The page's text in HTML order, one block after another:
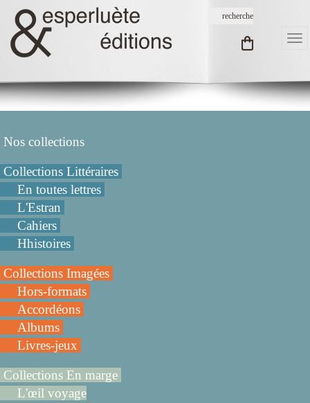
Nos collections
Collections Littéraires
En toutes lettres
L'Estran
Cahiers
Hhistoires
Collections Imagées
Hors-formats
Accordéons
Albums
Livres-jeux
Collections En marge
L'œil voyage